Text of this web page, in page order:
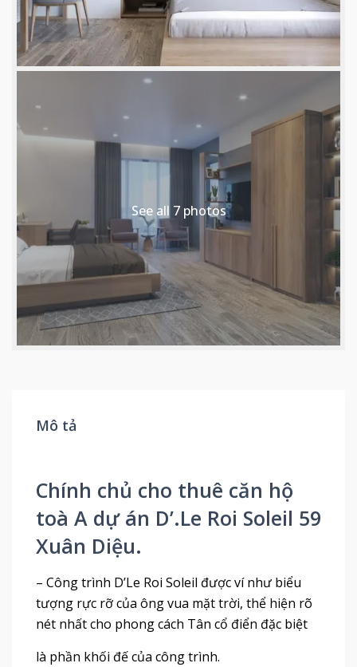
See all 7 photos
Mô tả
Chính chủ cho thuê căn hộ
toà A dự án D’.Le Roi Soleil 59
Xuân Diệu.
– Công trình D’Le Roi Soleil được ví như biểu
tượng rực rỡ của ông vua mặt trời, thể hiện rõ
nét nhất cho phong cách Tân cổ điển đặc biệt
là phần khối đế của công trình.